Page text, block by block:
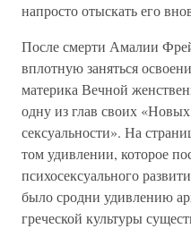
напросто отыскать его
После смерти Амалии
вплотную заняться
материка Вечной
одну из глав своих
сексуальности». На
том удивлении, которое
психосексуального
было сродни удивлению
греческой культуры